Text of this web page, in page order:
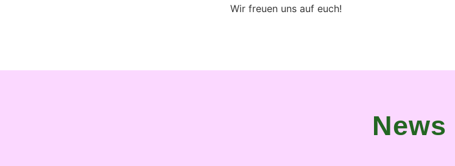
Wir freuen uns auf euch!
News